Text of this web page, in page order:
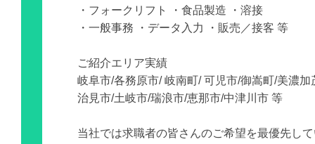
・フォークリフト ・食品製造 ・溶接
・一般事務 ・データ入力 ・販売／接客 等
ご紹介エリア実績
岐阜市/各務原市/ 岐南町/ 可児市/御嵩町/美濃加
治見市/土岐市/瑞浪市/恵那市/中津川市 等
当社では求職者の皆さんのご希望を最優先し